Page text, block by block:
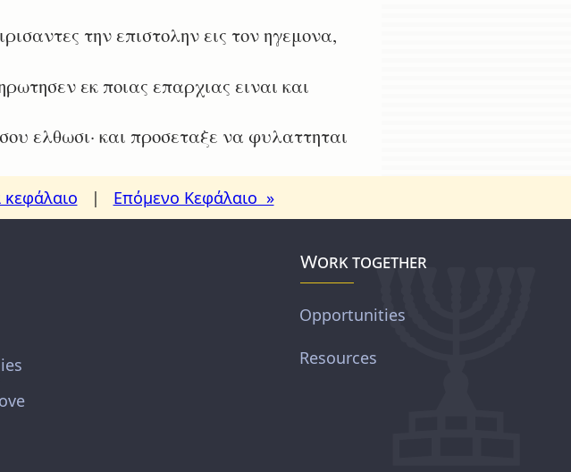
την επιστολην εις τον ηγεμονα,
εκ ποιας επαρχιας ειναι και
ελθωσι· και προσεταξε να φυλαττηται
κεφάλαιο | Επόμενο Κεφάλαιο »
Work together
Opportunities
Resources